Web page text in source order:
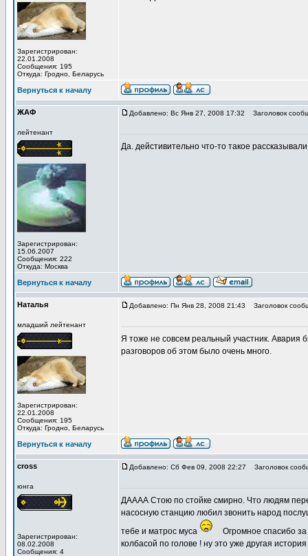
Зарегистрирован:
22.01.2008
Сообщения: 195
Откуда: Гродно, Беларусь
Вернуться к началу
ЖАФ
лейтенант
Зарегистрирован:
15.06.2007
Сообщения: 222
Откуда: Москва
Добавлено: Вс Янв 27, 2008 17:32 Заголовок
Да. дейстивительно что-то такое
Вернуться к началу
Наталья
младший лейтенант
Зарегистрирован:
22.01.2008
Сообщения: 195
Откуда: Гродно, Беларусь
Добавлено: Пн Янв 28, 2008 21:43 Заголовок
Я тоже не совсем реальный участник. Авария
разговоров об этом было очень много.
Вернуться к началу
cross
юнга
Зарегистрирован:
08.02.2008
Сообщения: 4
Добавлено: Сб Фев 09, 2008 22:27 Заголовок
ДАААА Стою по стойке смирно. Что людям
насосную станцию любил звонить народ
тебе и матрос муса
Огромное спасибо
колбасой по голове ! ну это уже другая история